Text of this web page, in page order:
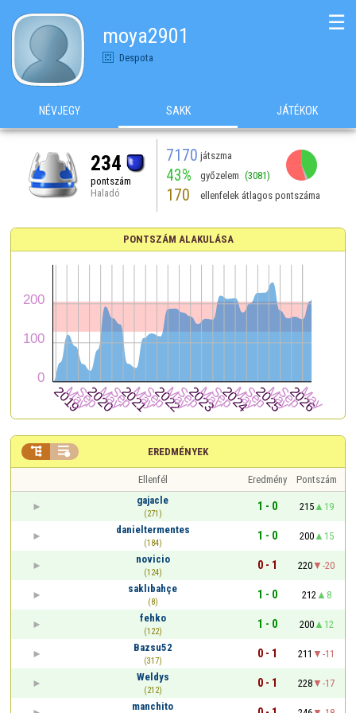
moya2901
Despota
☰
NÉVJEGY SAKK JÁTÉKOK
234
pontszám
Haladó
7170 játszma
43% győzelem (3081)
170 ellenfelek átlagos pontszáma
PONTSZÁM ALAKULÁSA
EREDMÉNYEK
 
Ellenfél Eredmény
Pontszám
gajacle
(271)
1 - 0 215
19
danieltermentes
(184)
1 - 0 200
15
novicio
(124)
0 - 1 220
-20
saklıbahçe
(8)
1 - 0 212
8
fehko
(122)
1 - 0 200
12
Bazsu52
(317)
0 - 1 211
-11
Weldys
(212)
0 - 1 228
-17
manchito